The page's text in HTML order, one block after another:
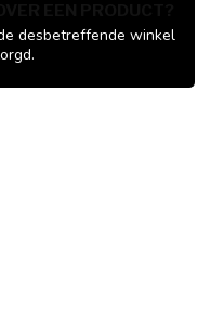
desbetreffende winkel